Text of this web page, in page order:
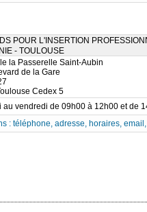
POUR L'INSERTION
- TOULOUSE
la Passerelle Saint-Aubin
de la Gare
Cedex 5
au vendredi de 09h00 à 12h00 et de
: téléphone, adresse, horaires,